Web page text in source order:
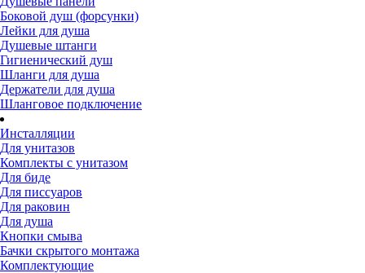
Боковой душ (форсунки)
Лейки для душа
Душевые штанги
Гигиенический душ
Шланги для душа
Держатели для душа
Шланговое подключение
Инсталляции
Для унитазов
Комплекты с унитазом
Для биде
Для писсуаров
Для раковин
Для душа
Кнопки смыва
Бачки скрытого монтажа
Комплектующие